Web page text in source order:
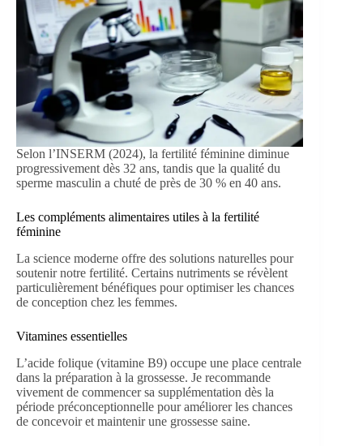
Selon l’INSERM (2024), la fertilité féminine diminue
progressivement dès 32 ans, tandis que la qualité du
sperme masculin a chuté de près de 30 % en 40 ans.
Les compléments alimentaires utiles à la fertilité
féminine
La science moderne offre des solutions naturelles pour
soutenir notre fertilité. Certains nutriments se révèlent
particulièrement bénéfiques pour optimiser les chances
de conception chez les femmes.
Vitamines essentielles
L’acide folique (vitamine B9) occupe une place centrale
dans la préparation à la grossesse. Je recommande
vivement de commencer sa supplémentation dès la
période préconceptionnelle pour améliorer les chances
de concevoir et maintenir une grossesse saine.